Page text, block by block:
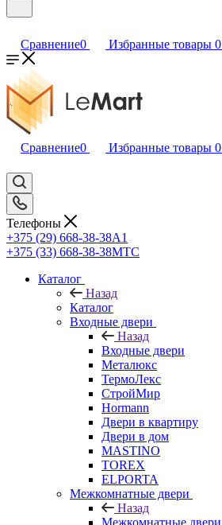
Сравнение0 Избранные товары 0
Сравнение0 Избранные товары 0
Телефоны
+375 (29) 668-38-38A1
+375 (33) 668-38-38МТС
Каталог
Назад
Каталог
Входные двери
Назад
Входные двери
Металюкс
ТермоЛекс
СтройМир
Hormann
Двери в квартиру
Двери в дом
MASTINO
TOREX
ELPORTA
Межкомнатные двери
Назад
Межкомнатные двери